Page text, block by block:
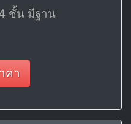
ชั้น มีฐาน
คา